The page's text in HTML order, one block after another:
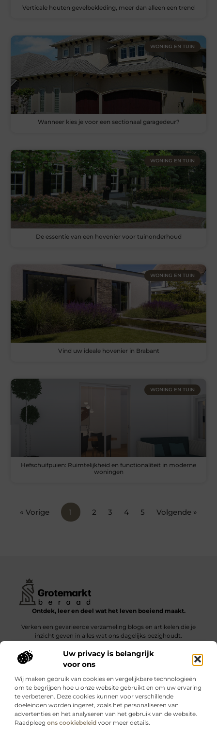
Uw privacy is belangrijk
voor ons
Wij maken gebruik van cookies en vergelijkbare technologieën
om te begrijpen hoe u onze website gebruikt en om uw ervaring
te verbeteren. Deze cookies kunnen voor verschillende
doeleinden worden ingezet, zoals het personaliseren van
advertenties en het analyseren van het gebruik van de website.
Raadpleeg ons cookiebeleid voor meer details.
Verticale houten gevelbekleding, meer dan alleen een trend
WONING EN TUIN
Wanneer kies je voor een sectionaal garagedeur?
WONING EN TUIN
De essentie van een hovenier voor tuinonderhoud
WONING EN TUIN
Vind uw ideale hovenier in Brabant
WONING EN TUIN
Hefschuifpuien: Ruimtelijkheid en functionaliteit in moderne
woningen
« Vorige 1 2 3 4 5 Volgende »
Ontdek, leer en deel wat het leven boeiend maakt.
Verken een gevarieerde verzameling blogs en artikelen die je
inzicht geven in alles wat ons dagelijks bezighoudt.
Bericht categorie
Onze informatie